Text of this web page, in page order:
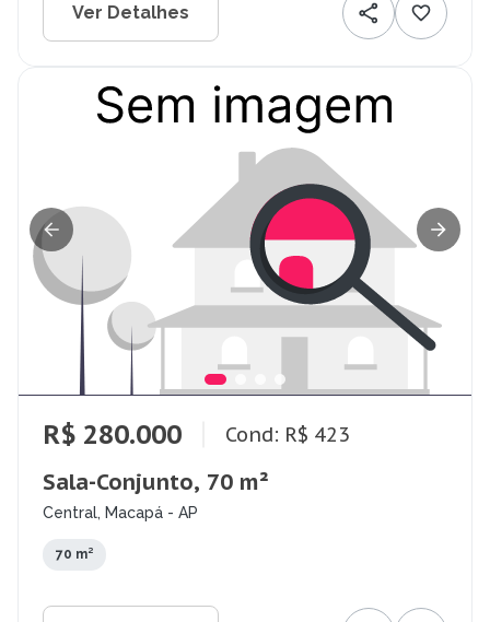
Ver Detalhes
R$ 280.000 Cond: R$ 423
Sala-Conjunto, 70 m²
Central, Macapá - AP
70 m²